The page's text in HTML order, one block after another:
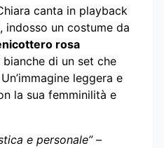
canta in playback
un costume da
rosa
di un set che
leggera e
la sua femminilità e
e personale”–